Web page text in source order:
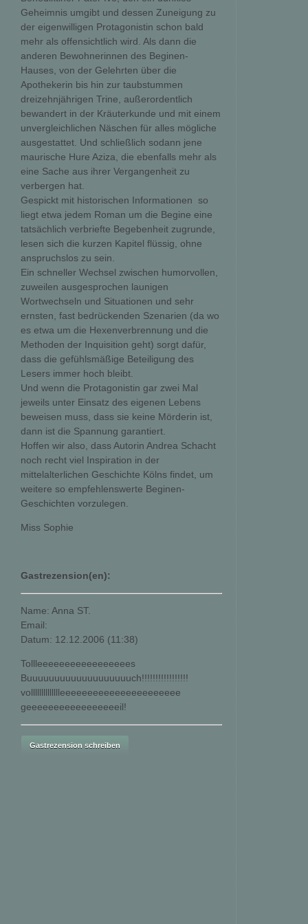
Geheimnis umgibt und dessen Zuneigung zu
der eigenwilligen Protagonistin schon bald
mehr als offensichtlich wird. Als dann die
anderen Bewohnerinnen des Beginen-
Hauses, von der Gelehrten über die
Apothekerin bis hin zur taubstummen
dreizehnjährigen Trine, außerordentlich
bewandert in der Kräuterkunde und mit einem
unvergleichlichen Näschen für alles mögliche
ausgestattet. Und schließlich sodann jene
maurische Hure Aziza, die ebenfalls mehr als
eine Sache aus ihrer Vergangenheit zu
verbergen hat.
Gespickt mit historischen Informationen  so
liegt etwa jedem Roman um die Begine eine
tatsächlich verbriefte Begebenheit zugrunde,
lesen sich die kurzen Kapitel flüssig, ohne
anspruchslos zu sein.
Ein schneller Wechsel zwischen humorvollen,
zuweilen ausgesprochen launigen
Wortwechseln und Situationen und sehr
ernsten, fast bedrückenden Szenarien (da wo
es etwa um die Hexenverbrennung und die
Methoden der Inquisition geht) sorgt dafür,
dass die gefühlsmäßige Beteiligung des
Lesers immer hoch bleibt.
Und wenn die Protagonistin gar zwei Mal 
jeweils unter Einsatz des eigenen Lebens 
beweisen muss, dass sie keine Mörderin ist,
dann ist die Spannung garantiert.
Hoffen wir also, dass Autorin Andrea Schacht
noch recht viel Inspiration in der
mittelalterlichen Geschichte Kölns findet, um
weitere so empfehlenswerte Beginen-
Geschichten vorzulegen.
Miss Sophie
Gastrezension(en):
Name: Anna ST.
Email:
Datum: 12.12.2006 (11:38)
Tollleeeeeeeeeeeeeeeees
Buuuuuuuuuuuuuuuuuuuch!!!!!!!!!!!!!!!!!
volllllllllllllleeeeeeeeeeeeeeeeeeeeee
geeeeeeeeeeeeeeeeeil!